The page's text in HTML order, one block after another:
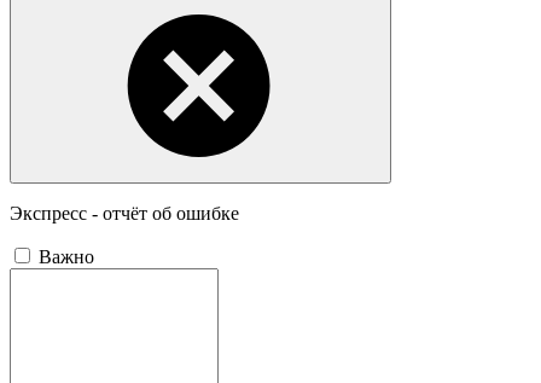
Экспресс - отчёт об ошибке
Важно